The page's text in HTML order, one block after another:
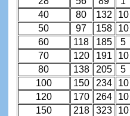
40
80 132
10
50
97 158
10
60
118 185
5
70
120 191
10
80
138 205
5
100
150 234
10
120
170 264
10
150
218 323
10